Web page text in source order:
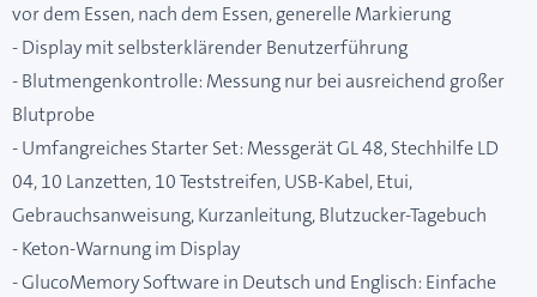
vor dem Essen, nach dem Essen, generelle Markierung
- Display mit selbsterklärender Benutzerführung
- Blutmengenkontrolle: Messung nur bei ausreichend großer
Blutprobe
- Umfangreiches Starter Set: Messgerät GL 48, Stechhilfe LD
04, 10 Lanzetten, 10 Teststreifen, USB-Kabel, Etui,
Gebrauchsanweisung, Kurzanleitung, Blutzucker-Tagebuch
- Keton-Warnung im Display
- GlucoMemory Software in Deutsch und Englisch: Einfache